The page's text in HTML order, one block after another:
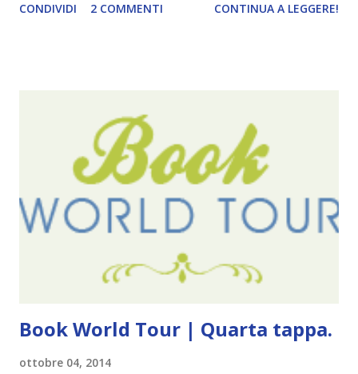
e anche un breve commento sui libri singoli. I libri sono in
Pagine: 448 Editore: Newton Compton Editori
Pubblicazione: 10 Gennaio 2023 Traduttore: Laura Lancini
Trama: “Si chiama Michael Crist. È il fratello maggiore del
mio ragazzo ed è come quei film dell'orrore che guardi
coprendoti gli occhi. È bellissimo, forte, e assolutamente
visto, l'ho sentito. Le cose che ha fatto, i misfatti ch...
CONDIVIDI 2 COMMENTI CONTINUA A LEGGERE!
Book World Tour | Quarta tappa.
ottobre 04, 2014